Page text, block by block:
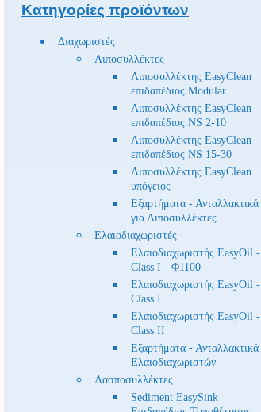
Κατηγορίες προϊόντων
Διαχωριστές
Λιποσυλλέκτες
Λιποσυλλέκτης EasyClean
επιδαπέδιος Modular
Λιποσυλλέκτης EasyClean
επιδαπέδιος NS 2-10
Λιποσυλλέκτης EasyClean
επιδαπέδιος NS 15-30
Λιποσυλλέκτης EasyClean
υπόγειος
Εξαρτήματα - Ανταλλακτικά
για Λιποσυλλέκτες
Ελαιοδιαχωριστές
Ελαιοδιαχωριστής EasyOil -
Class I - Φ1100
Ελαιοδιαχωριστής EasyOil -
Class I
Ελαιοδιαχωριστής EasyOil -
Class II
Εξαρτήματα - Ανταλλακτικά
Ελαιοδιαχωριστών
Λασποσυλλέκτες
Sediment EasySink